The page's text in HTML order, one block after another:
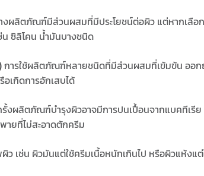
งผลิตภัณฑ์มีส่วนผสมที่มีประโยชน์ต่อผิว แต่หากเลือก
น ซิลิโคน น้ำมันบางชนิด
การใช้ผลิตภัณฑ์หลายชนิดที่มีส่วนผสมที่เข้มข้น ออกฤ
อเกิดการอักเสบได้
งผลิตภัณฑ์บำรุงผิวอาจมีการปนเปื้อนจากแบคทีเรีย
ายที่ไม่สะอาดตักครีม
เช่น ผิวมันแต่ใช้ครีมเนื้อหนักเกินไป หรือผิวแห้งแ